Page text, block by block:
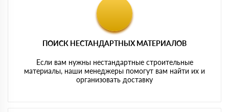
ПОИСК НЕСТАНДАРТНЫХ МАТЕРИАЛОВ
Если вам нужны нестандартные строительные
материалы, наши менеджеры помогут вам найти их и
организовать доставку